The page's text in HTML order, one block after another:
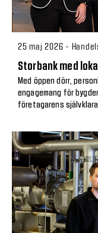
25 maj 2026 -
Storbank med
Med öppen dörr,
engagemang för
företagarens